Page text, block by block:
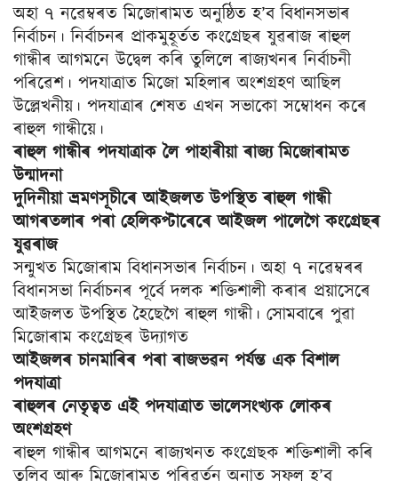
অহা ৭ নৱেম্বৰত মিজোৰামত অনুষ্ঠিত হ’ব বিধানসভাৰ
নিৰ্বাচন। নিৰ্বাচনৰ প্রাকমুহূৰ্তত কংগ্রেছৰ যুৱৰাজ ৰাহুল
গান্ধীৰ আগমনে উদ্বেল কৰি তুলিলে ৰাজ্যখনৰ নিৰ্বাচনী
পৰিৱেশ। পদযাত্ৰাত মিজো মহিলাৰ অংশগ্রহণ আছিল
উল্লেখনীয়। পদযাত্ৰাৰ শেষত এখন সভাকো সম্বোধন কৰে
ৰাহুল গান্ধীয়ে।
ৰাহুল গান্ধীৰ পদযাত্ৰাক লৈ পাহাৰীয়া ৰাজ্য মিজোৰামত
উন্মাদনা
দুদিনীয়া ভ্রমণসূচীৰে আইজলত উপস্থিত ৰাহুল গান্ধী
আগৰতলাৰ পৰা হেলিকপ্টাৰেৰে আইজল পালেগৈ কংগ্রেছৰ
যুৱৰাজ
সন্মুখত মিজোৰাম বিধানসভাৰ নিৰ্বাচন। অহা ৭ নৱেম্বৰৰ
বিধানসভা নিৰ্বাচনৰ পূৰ্বে দলক শক্তিশালী কৰাৰ প্রয়াসেৰে
আইজলত উপস্থিত হৈছেগৈ ৰাহুল গান্ধী। সোমবাৰে পুৱা
মিজোৰাম কংগ্রেছৰ উদ্যাগত
আইজলৰ চানমাৰিৰ পৰা ৰাজভৱন পৰ্যন্ত এক বিশাল
পদযাত্রা
ৰাহুলৰ নেতৃত্বত এই পদযাত্ৰাত ভালেসংখ্যক লোকৰ
অংশগ্রহণ
ৰাহুল গান্ধীৰ আগমনে ৰাজ্যখনত কংগ্রেছক শক্তিশালী কৰি